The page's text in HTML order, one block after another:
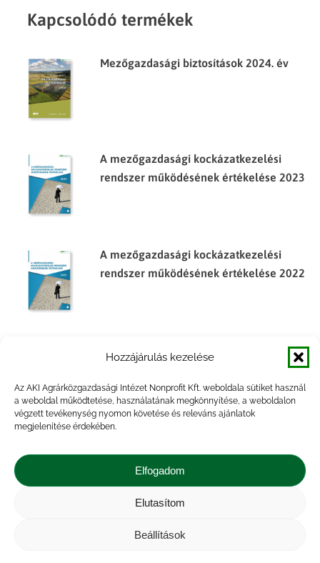
Hozzájárulás kezelése
Az AKI Agrárközgazdasági Intézet Nonprofit Kft. weboldala sütiket használ
a weboldal működtetése, használatának megkönnyítése, a weboldalon
végzett tevékenység nyomon követése és releváns ajánlatok
megjelenítése érdekében.
Elfogadom
Elutasítom
Beállítások
Kapcsolódó termékek
Mezőgazdasági biztosítások 2024. év
A mezőgazdasági kockázatkezelési
rendszer működésének értékelése 2023
A mezőgazdasági kockázatkezelési
rendszer működésének értékelése 2022
Mezőgazdasági biztosítások 2020. év
működésének értékelése, 2017
A hazai mezőgazdasági biztosítási